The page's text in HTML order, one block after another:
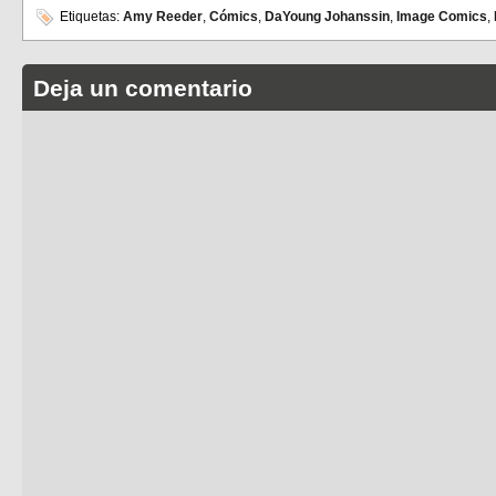
Etiquetas: Amy Reeder, Cómics, DaYoung Johanssin, Image Comics,
Deja un comentario